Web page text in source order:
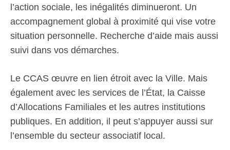
l’action sociale, les inégalités diminueront. Un
accompagnement global à proximité qui vise votre
situation personnelle. Recherche d’aide mais aussi
suivi dans vos démarches.
Le CCAS œuvre en lien étroit avec la Ville. Mais
également avec les services de l’État, la Caisse
d’Allocations Familiales et les autres institutions
publiques. En addition, il peut s’appuyer aussi sur
l’ensemble du secteur associatif local.